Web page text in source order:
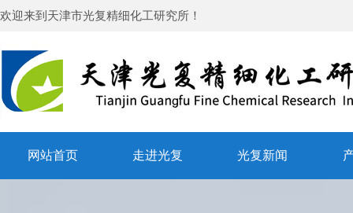
欢迎来到 天津市光复精细化工研究所 ！
网站首页 走进光复 光复新闻